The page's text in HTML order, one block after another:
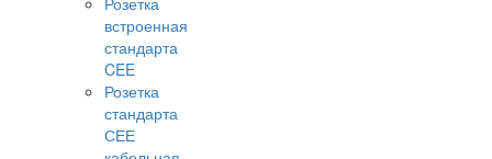
встроенная
стандарта
CEE
Розетка
стандарта
СЕЕ